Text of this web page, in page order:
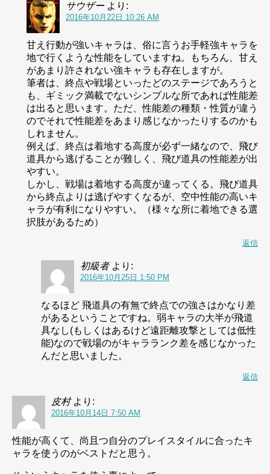
サウザー より:
2016年10月22日 10:26 AM
甘え行動が強いキャラは、俗に言うお手軽強キャラを
地で行くような性能をしていますね。もちろん、甘え
があまり許されない強キャラも存在しますが。
筆者は、終点や戦場といったどのステージであろうと
も、ギミック満載でないシンプルな所であれば性能差
は出ると思います。ただ、性能差の種類・性質が違う
のでそれで性能差をあまり感じなかったりするのかも
しれません。
例えば、終点は着地する高度が必ず一緒なので、飛び
道具から逃げることが難しく、飛び道具の性能差が出
やすい。
しかし、戦場は着地する高度が違ってくる。飛び道具
から終点よりは逃げやすくなるが、空中性能の高いキ
ャラが有利になりやすい。（様々な所に着地できる選
択肢があるため）
返信
初級者 より:
2016年10月25日 1:50 PM
なるほど 飛道具の有無で終点での強さはかなり差
があるということですね。弱キャラの大半が飛道
具なし(もしくはあるけど遠距離攻撃としては低性
能)なので戦場のがキャラランク差を感じなかった
んだと思いました。
返信
皮村 より:
2016年10月14日 7:50 AM
性能が高くて、尚且つ自分のプレイスタイルに合ったキ
ャラを使うのがベストだと思う。